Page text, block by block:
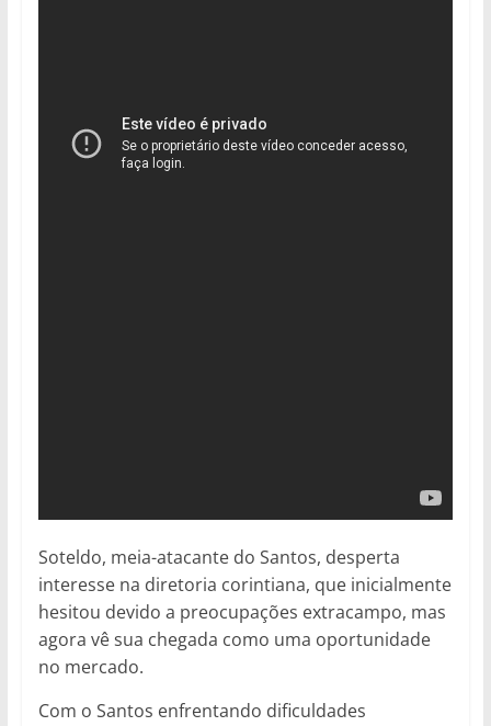
Soteldo, meia-atacante do Santos, desperta
interesse na diretoria corintiana, que inicialmente
hesitou devido a preocupações extracampo, mas
agora vê sua chegada como uma oportunidade
no mercado.
Com o Santos enfrentando dificuldades